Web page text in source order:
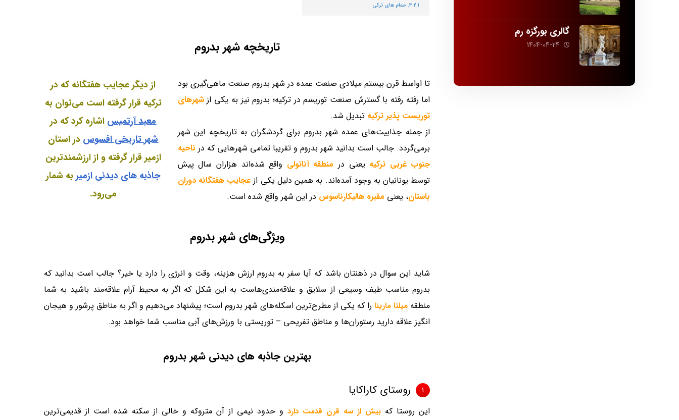
حمام های ترکی
تاریخچه شهر بدروم
تا اواسط قرن بیستم میلادی صنعت عمده در شهر بدروم صنعت ماهی‌گیری بود
اما رفته رفته با گسترش صنعت توریسم در ترکیه؛ بدروم نیز به یکی ازشهرهای
توریست پذیر ترکیه تبدیل شد.
از جمله جذابیت‌های عمده شهر بدروم برای گردشگران به تاریخچه این شهر
برمی‌گردد. جالب است بدانید شهر بدروم و تقریبا تمامی شهرهایی که در ناحیه
جنوب غربی ترکیه یعنی در منطقه آناتولی واقع شده‌اند هزاران سال پیش
توسط یونانیان به وجود آمده‌اند. به همین دلیل یکی از عجایب هفتگانه دوران
باستان، یعنی مقبره هالیکارناسوس در این شهر واقع شده است.
از دیگر عجایب هفتگانه که در
ترکیه قرار گرفته است می‌توان به
معبد آرتمیس اشاره کرد که در
شهر تاریخی افسوس در استان
ازمیر قرار گرفته و از ارزشمندترین
جاذبه های دیدنی ازمیر به شمار
می‌رود.
ویژگی‌های شهر بدروم
شاید این سوال در ذهنتان باشد که آیا سفر به بدروم ارزش هزینه، وقت و انرژی را دارد یا خیر؟ جالب است بدانید که
بدروم مناسب طیف وسیعی از سلایق و علاقه‌مندی‌هاست به این شکل که اگر به محیط آرام علاقه‌مند باشید به شما
منطقه میلتا مارینارا که یکی از مطرح‌ترین اسکله‌های شهر بدروم است؛ پیشنهاد می‌دهیم و اگر به مناطق پرشور و هیجان
انگیز علاقه دارید رستوران‌ها و مناطق تفریحی – توریستی با ورزش‌های آبی مناسب شما خواهد بود.
بهترین جاذبه های دیدنی شهر بدروم
1 روستای کاراکایا
این روستا که بیش از سه قرن قدمت داردو حدود نیمی از آن متروکه و خالی از سکنه شده است از قدیمی‌ترین
گالری بورگزه رم
1404-04-24